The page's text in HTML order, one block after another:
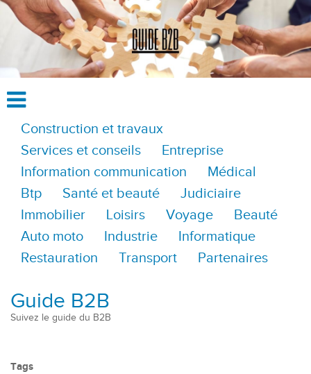
Construction et travaux
Services et conseils
Entreprise
Information communication
Médical
Btp
Santé et beauté
Judiciaire
Immobilier
Loisirs Voyage
Beauté
Auto moto
Industrie
Informatique
Restauration
Transport Partenaires
Guide B2B
Suivez le guide du B2B
Tags